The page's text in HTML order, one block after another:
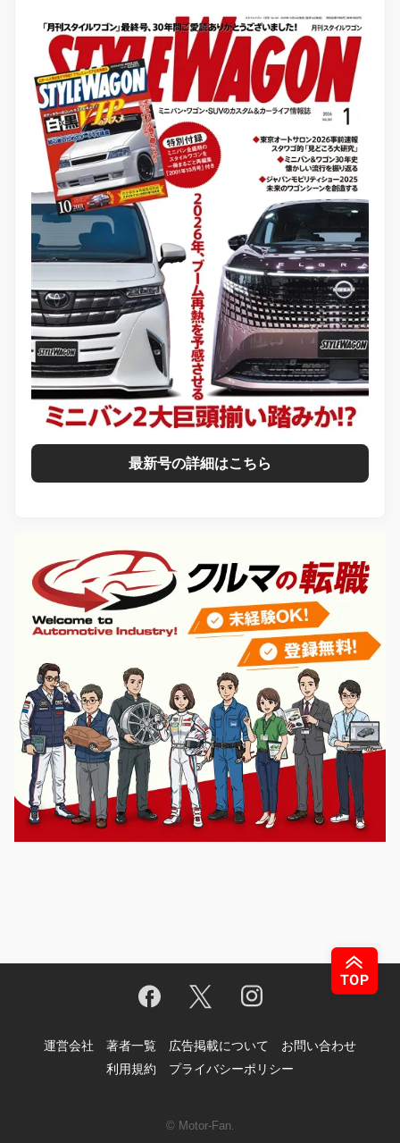
最新号の詳細はこちら
運営会社 著者一覧 広告掲載について
お問い合わせ
利用規約
プライバシーポリシー
© Motor-Fan.